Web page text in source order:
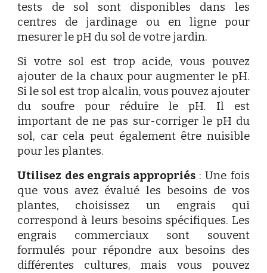
tests de sol sont disponibles dans les
centres de jardinage ou en ligne pour
mesurer le pH du sol de votre jardin.
Si votre sol est trop acide, vous pouvez
ajouter de la chaux pour augmenter le pH.
Si le sol est trop alcalin, vous pouvez ajouter
du soufre pour réduire le pH. Il est
important de ne pas sur-corriger le pH du
sol, car cela peut également être nuisible
pour les plantes.
Utilisez des engrais appropriés : Une fois
que vous avez évalué les besoins de vos
plantes, choisissez un engrais qui
correspond à leurs besoins spécifiques. Les
engrais commerciaux sont souvent
formulés pour répondre aux besoins des
différentes cultures, mais vous pouvez